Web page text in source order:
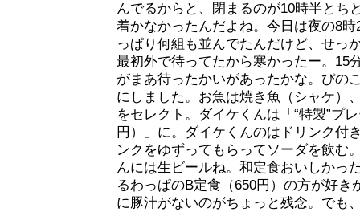
んでるからと、閉まるのが10時半とち
着かなかったんだよね。今日は夜の8
っぱり何組も並んでたんだけど、せっ
最初外で待ってたから寒かったー。15
がまあ待ったかいがあったかな。ぴの
にしました。お魚は焼き魚（シャケ）
をセレクト。ダイケくんは「“特製”プ
円）」に。ダイケくんのはドリンク付
ンクをゆずってもらってソーダを飲む
んには生ビールね。和定食おいしかっ
るわっぱのB定食（650円）の方が好き
に豚汁がないのがちょっと残念。でも